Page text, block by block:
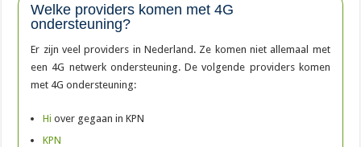
Welke providers komen met 4G
ondersteuning?
Er zijn veel providers in Nederland. Ze komen niet allemaal met
een 4G netwerk ondersteuning. De volgende providers komen
met 4G ondersteuning:
Hi over gegaan in KPN
KPN